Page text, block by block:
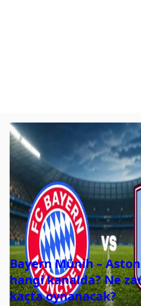
Bayern Münih –
hangi kanalda? Ne
kaçta oynanacak?